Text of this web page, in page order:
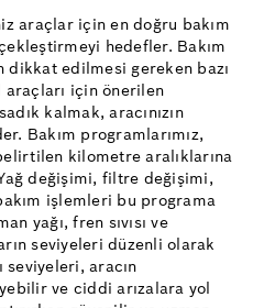
araçlar için en doğru bakım
hedefler. Bakım
edilmesi gereken bazı
için önerilen
kalmak, aracınızın
Bakım programlarımız,
kilometre aralıklarına
değişimi, filtre değişimi,
işlemleri bu programa
yağı, fren sıvısı ve
seviyeleri düzenli olarak
seviyeleri, aracın
ve ciddi arızalara yol